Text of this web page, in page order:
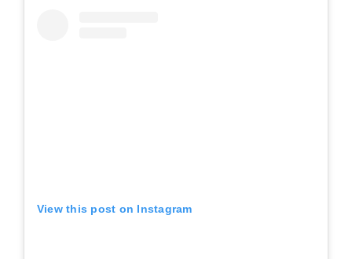
View this post on Instagram